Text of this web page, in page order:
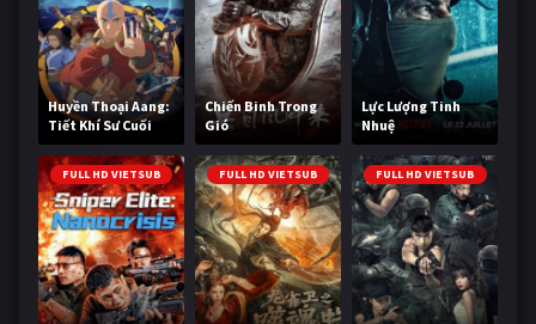
Huyền Thoại Aang:
Tiết Khí Sư Cuối
Cùng
Chiến Binh Trong
Gió
Lực Lượng Tinh
Nhuệ
FULL HD VIETSUB FULL HD VIETSUB FULL HD VIETSUB